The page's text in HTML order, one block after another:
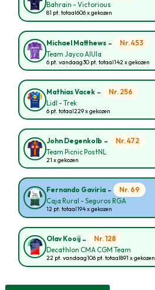
Bahrain - Victorious
81 pt. totaal606 x gekozen
Michael Matthews - Nr. 453
Team Jayco AlUla
6 pt. vandaag30 pt. totaal142 x gekozen
Mathias Vacek - Nr. 256
Lidl - Trek
6 pt. totaal229 x gekozen
John Degenkolb - Nr. 472
Team Picnic PostNL
21 x gekozen
Fernando Gaviria - Nr. 69
Caja Rural - Seguros RGA
12 pt. totaal194 x gekozen
Olav Kooij - Nr. 128
Decathlon CMA CGM Team
22 pt. vandaag106 pt. totaal891 x gekozen